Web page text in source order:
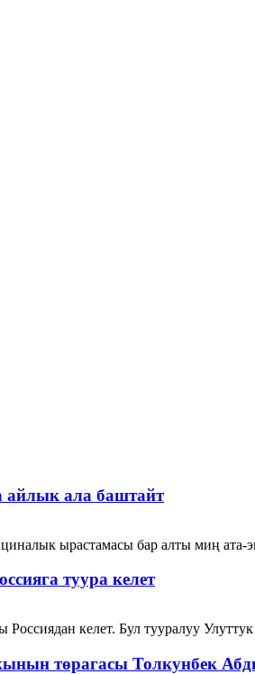
айлык ала баштайт
ырастамасы бар алты миң ата-
туура келет
келет. Бул тууралуу
төрагасы Толкунбек